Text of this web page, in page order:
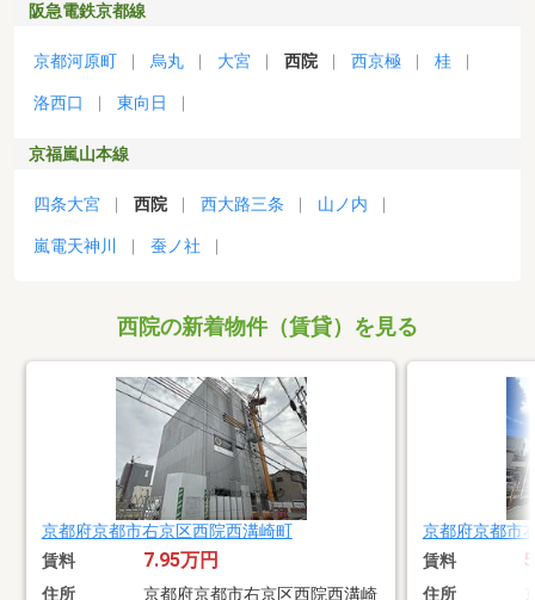
阪急電鉄京都線
京都河原町 烏丸 大宮 西院 西京極 桂
洛西口 東向日
京福嵐山本線
四条大宮 西院 西大路三条 山ノ内
嵐電天神川 蚕ノ社
西院の新着物件（賃貸）を見る
京都府京都市右京区西院西溝崎町
賃料 7.95万円
住所
京都府京都市右京区西院西溝崎
京都府京都市
賃料
住所